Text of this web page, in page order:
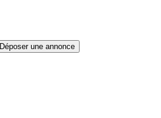
Déposer une annonce